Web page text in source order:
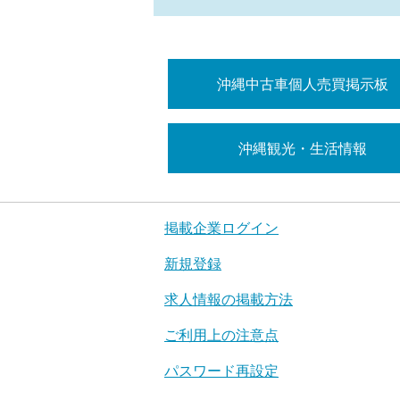
沖縄中古車個人売買掲示板
沖縄観光・生活情報
掲載企業ログイン
新規登録
求人情報の掲載方法
ご利用上の注意点
パスワード再設定